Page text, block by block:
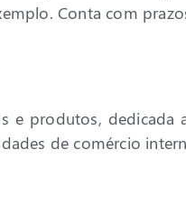
Conta com
e produtos, dedicada
de comércio